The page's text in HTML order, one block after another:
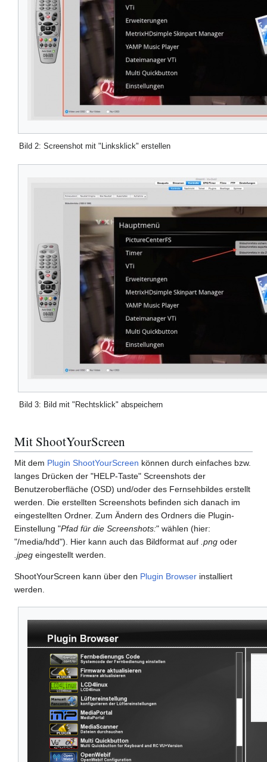
Bild 2: Screenshot mit "Linksklick" erstellen
Bild 3: Bild mit "Rechtsklick" abspeichern
Mit ShootYourScreen
Mit dem Plugin ShootYourScreen können durch einfaches bzw.
langes Drücken der "HELP-Taste" Screenshots der
Benutzeroberfläche (OSD) und/oder des Fernsehbildes erstellt
werden. Die erstellten Screenshots befinden sich danach im
eingestellten Ordner. Zum Ändern des Ordners die Plugin-
Einstellung "Pfad für die Screenshots:" wählen (hier:
"/media/hdd"). Hier kann auch das Bildformat auf .png oder
.jpeg eingestellt werden.
ShootYourScreen kann über den Plugin Browser installiert
werden.